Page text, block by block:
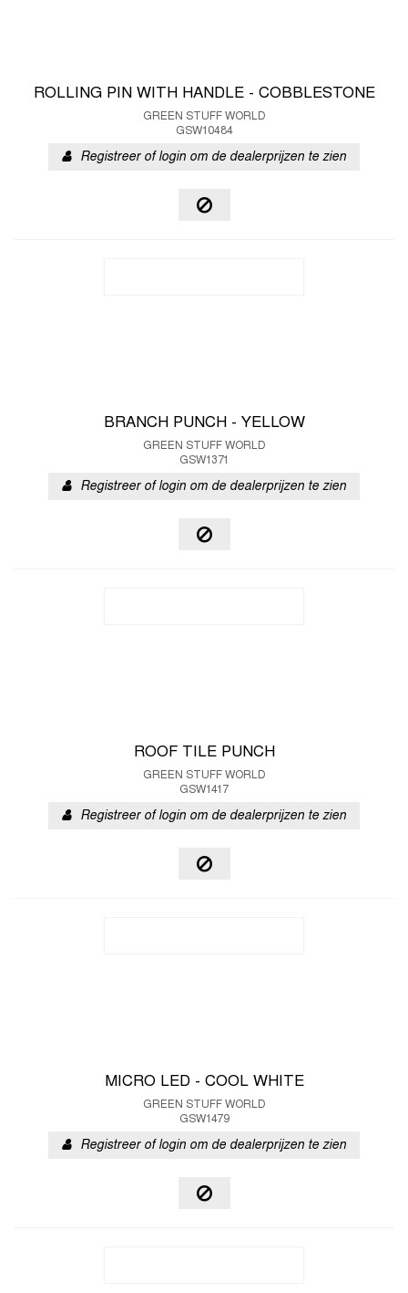
ROLLING PIN WITH HANDLE - COBBLESTONE
GREEN STUFF WORLD
GSW10484
Registreer of login om de dealerprijzen te zien
BRANCH PUNCH - YELLOW
GREEN STUFF WORLD
GSW1371
Registreer of login om de dealerprijzen te zien
ROOF TILE PUNCH
GREEN STUFF WORLD
GSW1417
Registreer of login om de dealerprijzen te zien
MICRO LED - COOL WHITE
GREEN STUFF WORLD
GSW1479
Registreer of login om de dealerprijzen te zien